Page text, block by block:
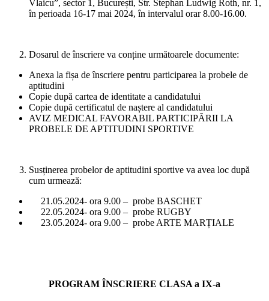
Vlaicu”, sector 1, București, Str. Stephan Ludwig Roth, nr. 1,
în perioada 16-17 mai 2024, în intervalul orar 8.00-16.00.
Dosarul de înscriere va conține următoarele documente:
Anexa la fișa de înscriere pentru participarea la probele de
aptitudini
Copie după cartea de identitate a candidatului
Copie după certificatul de naștere al candidatului
AVIZ MEDICAL FAVORABIL PARTICIPĂRII LA
PROBELE DE APTITUDINI SPORTIVE
Susținerea probelor de aptitudini sportive va avea loc după
cum urmează:
21.05.2024- ora 9.00 – probe BASCHET
22.05.2024- ora 9.00 – probe RUGBY
23.05.2024- ora 9.00 – probe ARTE MARȚIALE
PROGRAM ÎNSCRIERE CLASA a IX-a